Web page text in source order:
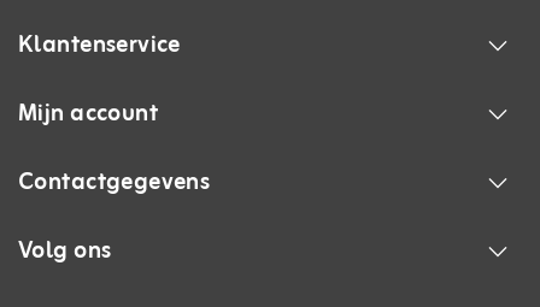
Klantenservice
Mijn account
Contactgegevens
Volg ons